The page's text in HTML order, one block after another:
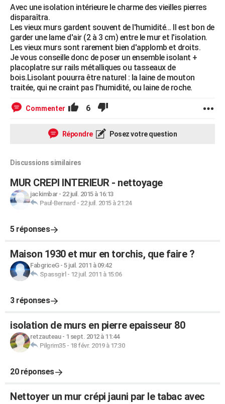
Avec une isolation intérieure le charme des vieilles pierres
disparaîtra.
Les vieux murs gardent souvent de l'humidité... Il est bon de
garder une lame d'air (2 à 3 cm) entre le mur et l'isolation.
Les vieux murs sont rarement bien d'applomb et droits.
Je vous conseille donc de poser un ensemble isolant +
placoplatre sur rails métalliques ou tasseaux de
bois.Lisolant pouurra être naturel : la laine de mouton
traitée, qui ne craint pas l'humidité, ou laine de roche.
Commenter 6
Répondre Posez votre question
Discussions similaires
MUR CREPI INTERIEUR - nettoyage
jackimbar- 22 juil. 2015 à 16:13
Paul-Bernard - 22 juil. 2015 à 21:24
5 réponses
Maison 1930 et mur en torchis, que faire ?
FabgriceG- 5 juil. 2011 à 09:42
Spassgirl - 12 juil. 2011 à 15:06
3 réponses
isolation de murs en pierre epaisseur 80
retzauteau- 1 sept. 2012 à 11:44
Pilgrim35- 18 févr. 2019 à 17:30
20 réponses
Nettoyer un mur crépi jauni par le tabac avec